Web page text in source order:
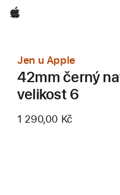
Apple
Jen u Apple
42mm černý
velikost 6
1 290,00 Kč